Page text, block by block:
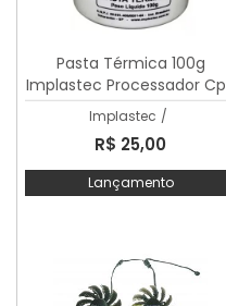
Pasta Térmica 100g
Implastec Processador
Cor Branco
Implastec /
R$ 25,00
Lançamento